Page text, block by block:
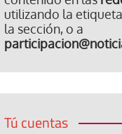
utilizando la
la sección, o a
Tú cuentas